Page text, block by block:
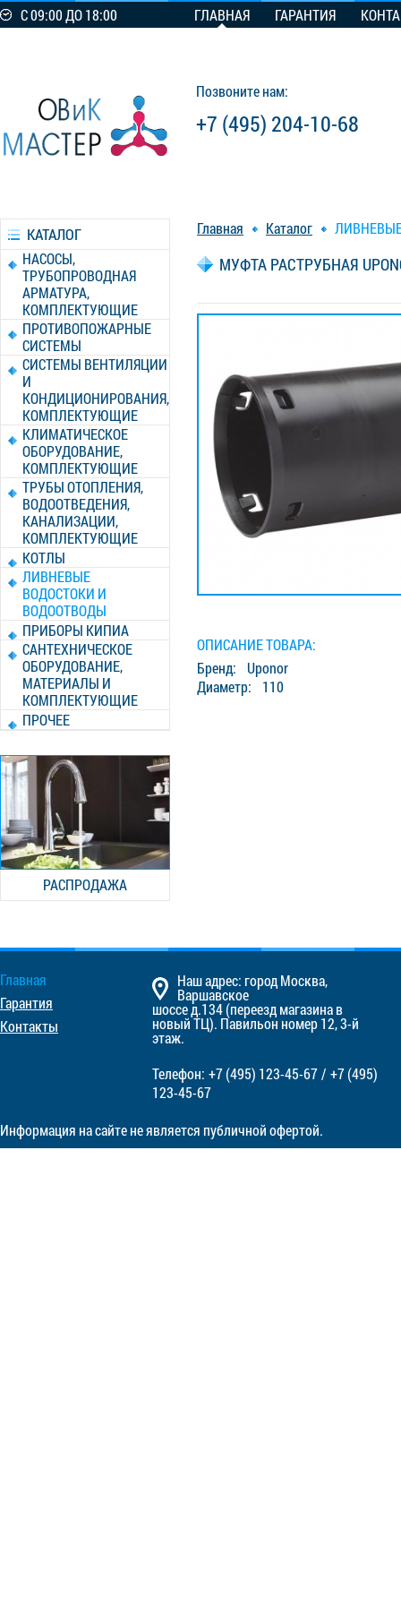
С 09:00 ДО 18:00 ГЛАВНАЯ ГАРАНТИЯ
Позвоните нам:
+7 (495) 204-10-68
КАТАЛОГ
НАСОСЫ,
ТРУБОПРОВОДНАЯ
АРМАТУРА,
КОМПЛЕКТУЮЩИЕ
ПРОТИВОПОЖАРНЫЕ
СИСТЕМЫ
СИСТЕМЫ ВЕНТИЛЯЦИИ
И
КОНДИЦИОНИРОВАНИЯ,
КОМПЛЕКТУЮЩИЕ
КЛИМАТИЧЕСКОЕ
ОБОРУДОВАНИЕ,
КОМПЛЕКТУЮЩИЕ
ТРУБЫ ОТОПЛЕНИЯ,
ВОДООТВЕДЕНИЯ,
КАНАЛИЗАЦИИ,
КОМПЛЕКТУЮЩИЕ
КОТЛЫ
ЛИВНЕВЫЕ
ВОДОСТОКИ И
ВОДООТВОДЫ
ПРИБОРЫ КИПИА
САНТЕХНИЧЕСКОЕ
ОБОРУДОВАНИЕ,
МАТЕРИАЛЫ И
КОМПЛЕКТУЮЩИЕ
ПРОЧЕЕ
РАСПРОДАЖА
Главная Каталог
МУФТА РАСТРУБНАЯ
ОПИСАНИЕ ТОВАРА:
Бренд: Uponor
Диаметр: 110
Главная
Гарантия
Контакты
Наш адрес: город Москва,
Варшавское
шоссе д.134 (переезд магазина в
новый ТЦ). Павильон номер 12, 3-й
этаж.
Телефон: +7 (495) 123-45-67/ +7 (495)
123-45-67
Информация на сайте не является публичной офертой.